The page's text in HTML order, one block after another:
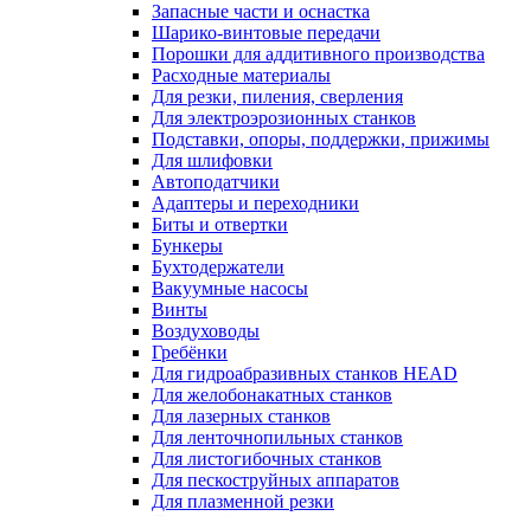
Запасные части и оснастка
Шарико-винтовые передачи
Порошки для аддитивного производства
Расходные материалы
Для резки, пиления, сверления
Для электроэрозионных станков
Подставки, опоры, поддержки, прижимы
Для шлифовки
Автоподатчики
Адаптеры и переходники
Биты и отвертки
Бункеры
Бухтодержатели
Вакуумные насосы
Винты
Воздуховоды
Гребёнки
Для гидроабразивных станков HEAD
Для желобонакатных станков
Для лазерных станков
Для ленточнопильных станков
Для листогибочных станков
Для пескоструйных аппаратов
Для плазменной резки